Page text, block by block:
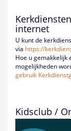
internet
U kunt de
via https://
Hoe u gemakkelijk
mogelijkheden
gebruik
Kidsclub /